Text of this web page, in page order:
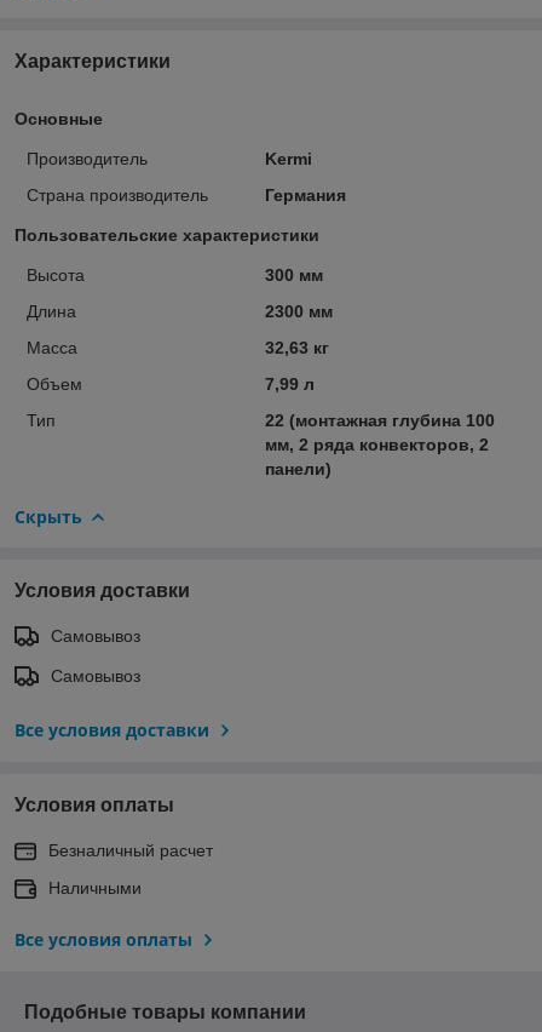
Характеристики
Основные
Производитель
Kermi
Страна производитель
Германия
Пользовательские характеристики
Высота
300 мм
Длина
2300 мм
Масса
32,63 кг
Объем
7,99 л
Тип
22 (монтажная глубина 100
мм, 2 ряда конвекторов, 2
панели)
Скрыть
Условия доставки
Самовывоз
Самовывоз
Все условия доставки
Условия оплаты
Безналичный расчет
Наличными
Все условия оплаты
Подобные товары компании